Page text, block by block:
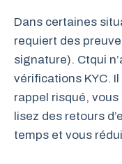
Dans certaines
requiert des
signature). Ctqui
vérifications KYC.
rappel risqué,
lisez des retours
temps et vous